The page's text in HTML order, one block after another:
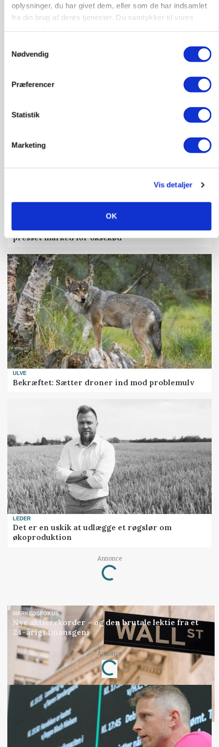
oplysninger, du har givet dem, eller som de har indsamlet
fra din brug af deres tjenester. Du samtykker til vores
Nødvendig
Præferencer
Statistik
Marketing
Vis detaljer
OK
Annonce
presset marked for oksekød
ULVE
Bekræftet: Sætter droner ind mod problemulv
LEDER
Det er en uskik at udlægge et røgslør om
økoproduktion
Annonce
Loading...
MARKEDSFOKUS
Nye aktierekorder – og den brutale lektie fra et
24-årigt finansgeni
Annonce
Loading...